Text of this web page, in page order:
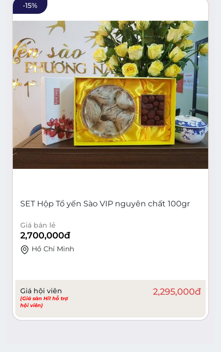
-15%
SET Hộp Tổ yến Sào VIP nguyên chất 100gr
Giá bán lẻ
2,700,000đ
Hồ Chí Minh
Giá hội viên
(Giá sàn Hi1 hỗ trợ
hội viên)
2,295,000đ